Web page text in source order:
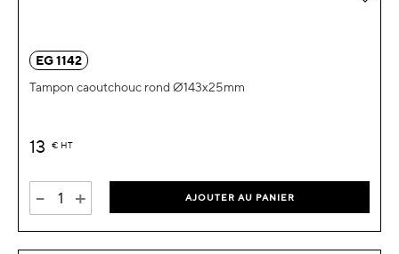
EG 1142
Tampon caoutchouc rond Ø143x25mm
13 € HT
- + AJOUTER AU PANIER